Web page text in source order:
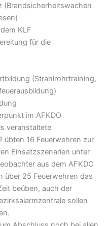
(Brandsicherheitswachen
KLF
für die
(Strahlrohrtraining,
im AFKDO
veranstaltete
16 Feuerwehren zur
Einsatzszenarien unter
aus dem AFKDO
über 25 Feuerwehren das
beüben, auch der
sollen